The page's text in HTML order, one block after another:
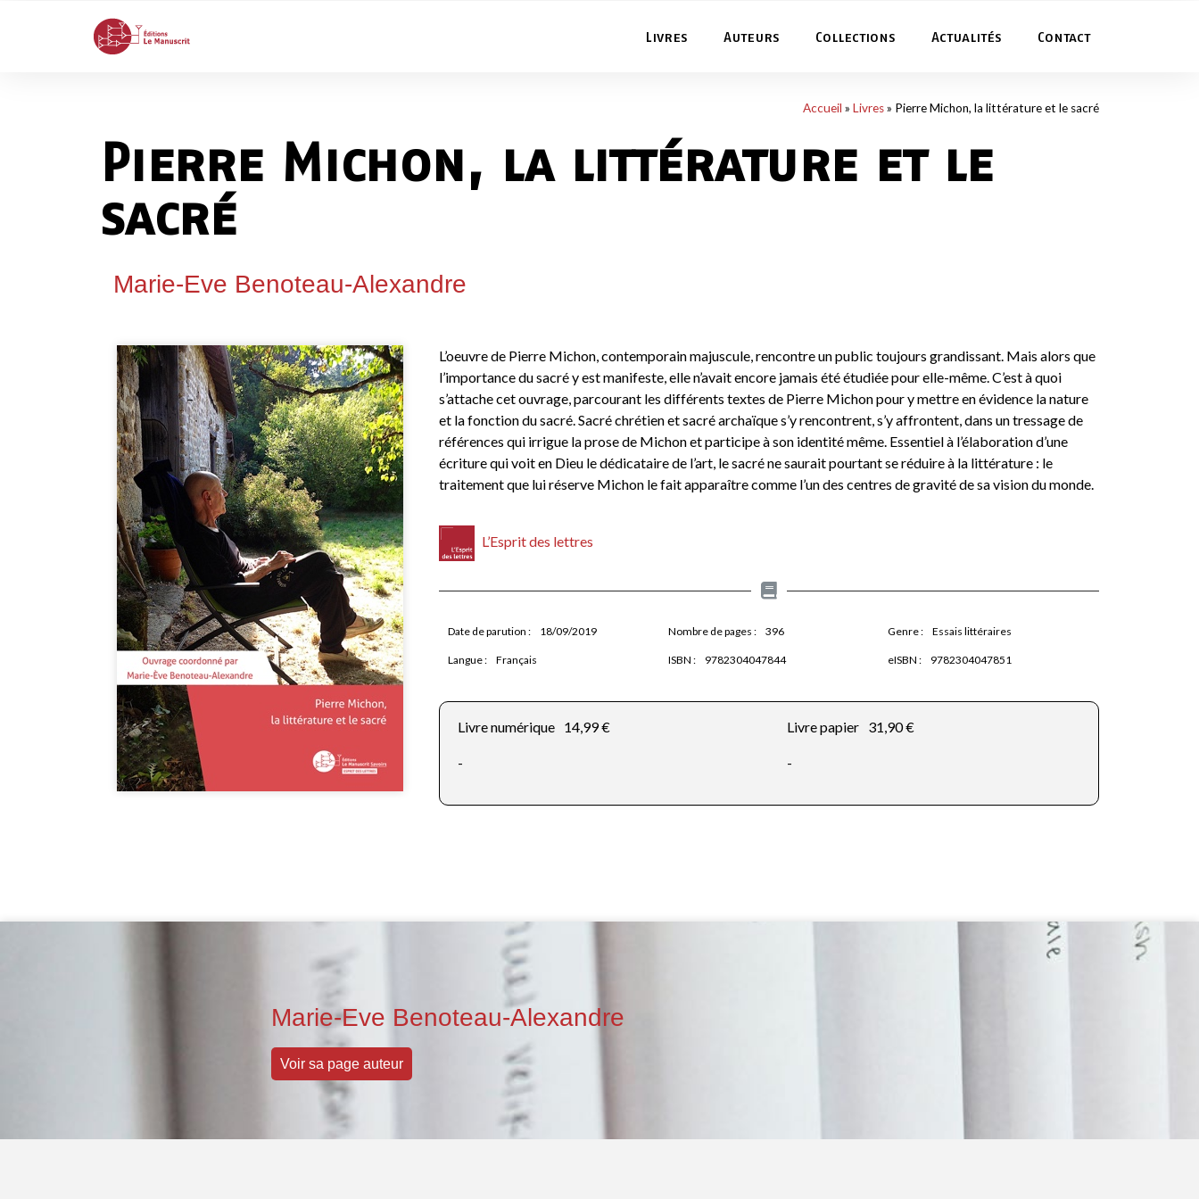
Livres Auteurs Collections Actualités Contact
Accueil » Livres» Pierre Michon, la littérature et le sacré
Pierre Michon, la littérature et le
sacré
Marie-Eve Benoteau-Alexandre
L’oeuvre de Pierre Michon, contemporain majuscule, rencontre un public toujours grandissant. Mais alors que
l’importance du sacré y est manifeste, elle n’avait encore jamais été étudiée pour elle-même. C’est à quoi
s’attache cet ouvrage, parcourant les différents textes de Pierre Michon pour y mettre en évidence la nature
et la fonction du sacré. Sacré chrétien et sacré archaïque s’y rencontrent, s’y affrontent, dans un tressage de
références qui irrigue la prose de Michon et participe à son identité même. Essentiel à l’élaboration d’une
écriture qui voit en Dieu le dédicataire de l’art, le sacré ne saurait pourtant se réduire à la littérature : le
traitement que lui réserve Michon le fait apparaître comme l’un des centres de gravité de sa vision du monde.
L’Esprit des lettres
Date de parution : 18/09/2019 Nombre de pages : 396 Genre : Essais littéraires
Langue : Français ISBN : 9782304047844 eISBN : 9782304047851
Livre numérique 14,99 €
-
Livre papier 31,90 €
-
Marie-Eve Benoteau-Alexandre
Voir sa page auteur